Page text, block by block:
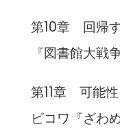
第10章 回帰
『図書館大戦争
第11章 可能
ビコワ『ざわ